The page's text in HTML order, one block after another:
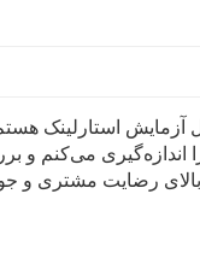
استارلینک
می‌کنم و
رضایت مشتری و